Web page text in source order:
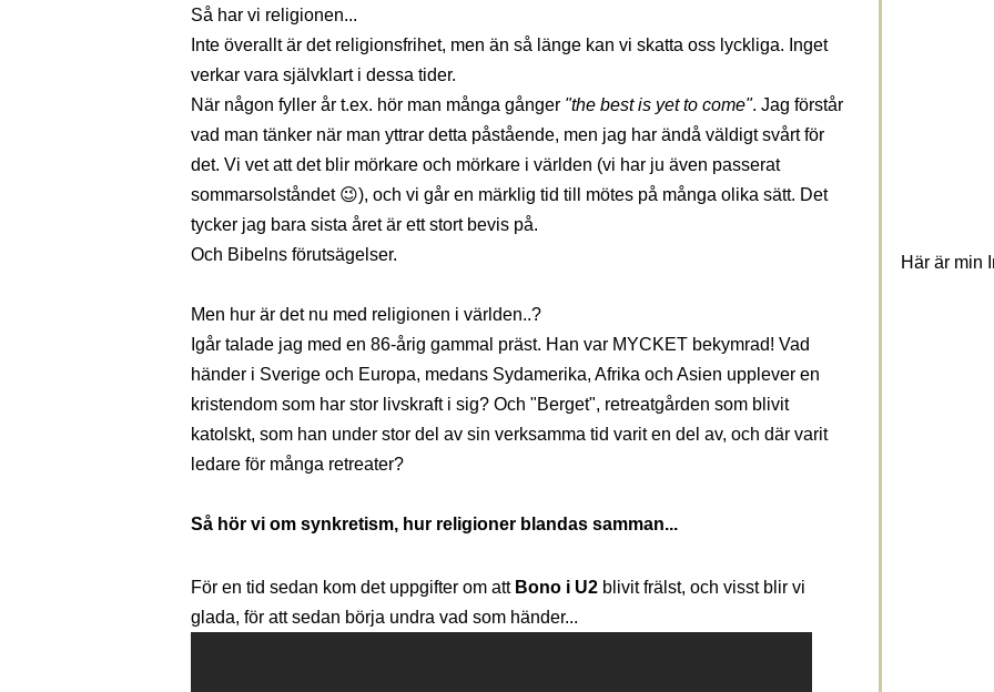
Så har vi religionen...
Inte överallt är det religionsfrihet, men än så länge kan vi skatta oss lyckliga. Inget
verkar vara självklart i dessa tider.
När någon fyller år t.ex. hör man många gånger "the best is yet to come". Jag förstår
vad man tänker när man yttrar detta påstående, men jag har ändå väldigt svårt för
det. Vi vet att det blir mörkare och mörkare i världen (vi har ju även passerat
sommarsolståndet 😉), och vi går en märklig tid till mötes på många olika sätt. Det
tycker jag bara sista året är ett stort bevis på.
Och Bibelns förutsägelser.
Men hur är det nu med religionen i världen..?
Igår talade jag med en 86-årig gammal präst. Han var MYCKET bekymrad! Vad
händer i Sverige och Europa, medans Sydamerika, Afrika och Asien upplever en
kristendom som har stor livskraft i sig? Och "Berget", retreatgården som blivit
katolskt, som han under stor del av sin verksamma tid varit en del av, och där varit
ledare för många retreater?
Så hör vi om synkretism, hur religioner blandas samman...
För en tid sedan kom det uppgifter om att Bono i U2 blivit frälst, och visst blir vi
glada, för att sedan börja undra vad som händer...
Här är min